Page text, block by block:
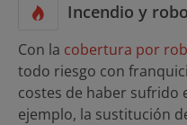
Incendio y robo
Con la cobertura por
todo riesgo con
costes de haber sufrido
ejemplo, la sustitución